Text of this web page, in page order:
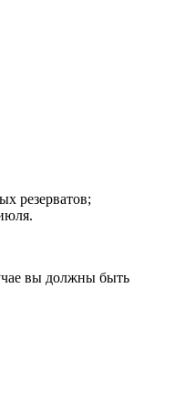
резерватов;
вы должны быть